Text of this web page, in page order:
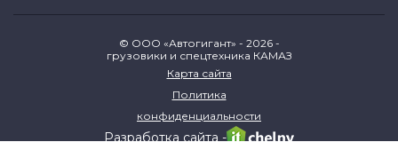
© ООО «Автогигант» - 2026 -
грузовики и спецтехника КАМАЗ
Карта сайта
Политика
конфиденциальности
Разработка сайта -